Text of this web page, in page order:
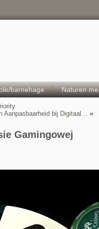
barnehage Naturen
Aanpasbaarheid bij Digitaal… »
Gamingowej